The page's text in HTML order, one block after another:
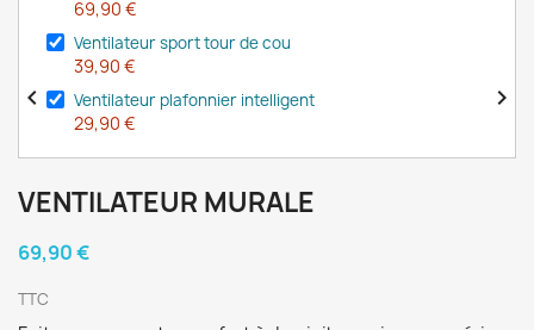
69,90 €
Ventilateur sport tour de cou
39,90 €
Ventilateur plafonnier intelligent
29,90 €
 
VENTILATEUR MURALE
69,90 €
TTC